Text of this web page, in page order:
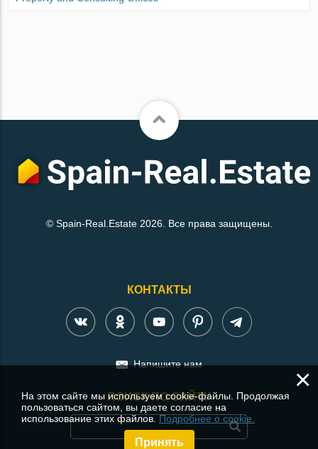
© Spain-Real.Estate 2026. Все права защищены.
КОНТАКТЫ
Напишите нам
ПОИСК ПО САЙТУ
×
На этом сайте мы используем cookie-файлы. Продолжая
пользоваться сайтом, вы даете согласие на
использование этих файлов.Подробнее о cookie.
Принять